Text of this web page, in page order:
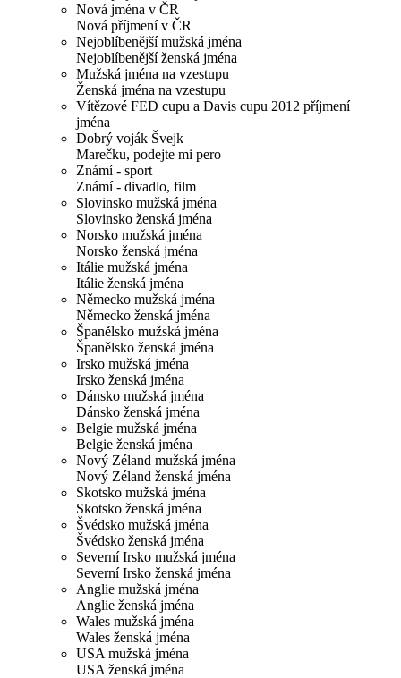
Nová jména v ČR
Nová příjmení v ČR
Nejoblíbenější mužská jména
Nejoblíbenější ženská jména
Mužská jména na vzestupu
Ženská jména na vzestupu
Vítězové FED cupu a Davis cupu 2012 příjmení
jména
Dobrý voják Švejk
Marečku, podejte mi pero
Známí - sport
Známí - divadlo, film
Slovinsko mužská jména
Slovinsko ženská jména
Norsko mužská jména
Norsko ženská jména
Itálie mužská jména
Itálie ženská jména
Německo mužská jména
Německo ženská jména
Španělsko mužská jména
Španělsko ženská jména
Irsko mužská jména
Irsko ženská jména
Dánsko mužská jména
Dánsko ženská jména
Belgie mužská jména
Belgie ženská jména
Nový Zéland mužská jména
Nový Zéland ženská jména
Skotsko mužská jména
Skotsko ženská jména
Švédsko mužská jména
Švédsko ženská jména
Severní Irsko mužská jména
Severní Irsko ženská jména
Anglie mužská jména
Anglie ženská jména
Wales mužská jména
Wales ženská jména
USA mužská jména
USA ženská jména